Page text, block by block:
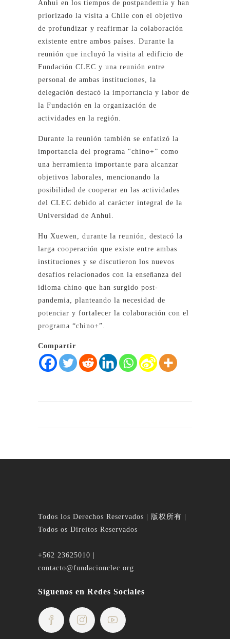
Anhui en los tiempos de postpandemia y han
priorizado la visita a Chile con el objetivo
de profundizar y reafirmar la colaboración
existente entre ambos países. Durante la
reunión que incluyó la visita al edificio de
Fundación CLEC y una reunión entre
personal de ambas instituciones, la
delegación destacó la importancia y labor de
la Fundación en la organización de
actividades en la región.
Durante la reunión también se enfatizó la
importancia del programa “chino+” como
una herramienta importante para alcanzar
objetivos laborales, mencionando la
posibilidad de cooperar en las actividades
del CLEC debido al carácter integral de la
Universidad de Anhui.
Hu Xuewen, durante la reunión, destacó la
larga cooperación que existe entre ambas
instituciones y se discutieron los nuevos
desafíos relacionados con la enseñanza del
idioma chino que han surgido post-
pandemia, planteando la necesidad de
potenciar y fortalecer la colaboración con el
programa “chino+”.
Compartir
Todos los Derechos Reservados | 版权所有 |
Todos os Direitos Reservados
+562 23625010 |
contacto@fundacionclec.org
Síguenos en Redes Sociales